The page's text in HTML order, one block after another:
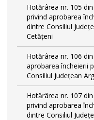
Hotărârea nr. 105
privind aprobarea
dintre Consiliul
Cetățeni
Hotărârea nr. 106
aprobarea încheierii
Consiliul Județean
Hotărârea nr. 107
privind aprobarea
dintre Consiliul